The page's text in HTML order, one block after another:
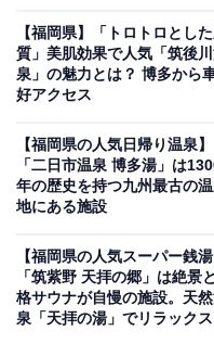
【福岡県】「トロトロとし
質」美肌効果で人気「筑後
泉」の魅力とは？ 博多から
好アクセス
【福岡県の人気日帰り温泉】
「二日市温泉 博多湯」は
年の歴史を持つ九州最古の
地にある施設
【福岡県の人気スーパー銭湯
「筑紫野 天拝の郷」は絶景
格サウナが自慢の施設。天
泉「天拝の湯」でリラックス